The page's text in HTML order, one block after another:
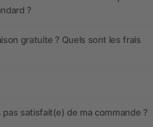
?
gratuite ? Quels sont les frais
satisfait(e) de ma commande ?